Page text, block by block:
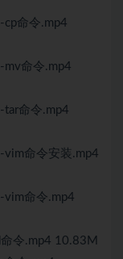
cp命令.mp4
mv命令.mp4
tar命令.mp4
vim命令安装.mp4
vim命令.mp4
令.mp4 10.83M